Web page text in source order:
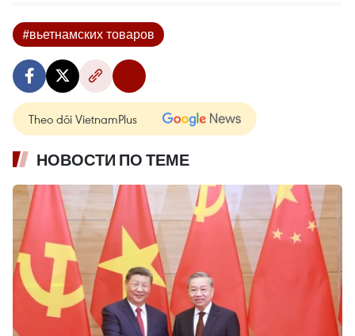
#вьетнамских товаров
Theo dõi VietnamPlus
НОВОСТИ ПО ТЕМЕ